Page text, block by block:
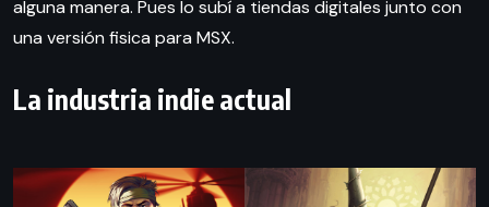
alguna manera. Pues lo subí a tiendas digitales junto con
una versión fisica para MSX.
La industria indie actual